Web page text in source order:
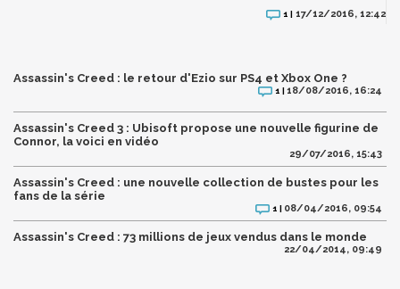
1 | 17/12/2016, 12:42
Assassin's Creed : le retour d'Ezio sur PS4 et Xbox One ?
1 |18/08/2016, 16:24
Assassin's Creed 3 : Ubisoft propose une nouvelle figurine de
Connor, la voici en vidéo
29/07/2016, 15:43
Assassin's Creed : une nouvelle collection de bustes pour les
fans de la série
1 | 08/04/2016, 09:54
Assassin's Creed : 73 millions de jeux vendus dans le monde
22/04/2014, 09:49